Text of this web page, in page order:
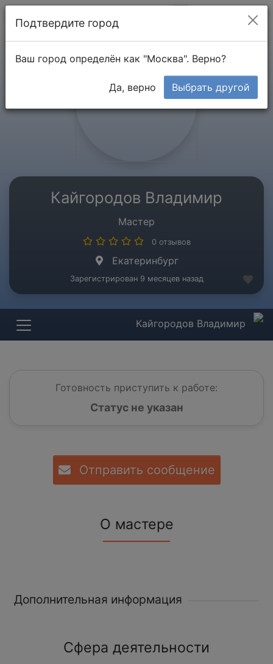
Кайгородов Владимир
Мастер
0 отзывов
Екатеринбург
Зарегистрирован 9 месяцев назад
Кайгородов Владимир
Готовность приступить к работе:
Статус не указан
Отправить сообщение
О мастере
Дополнительная информация
Сфера деятельности
Подтвердите город
Ваш город определён как "Москва". Верно?
Да, верно Выбрать другой